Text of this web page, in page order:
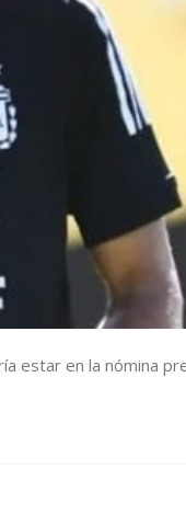
estar en la nómina